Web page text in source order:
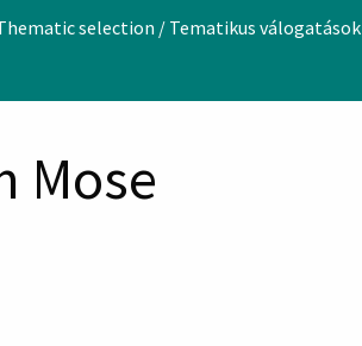
selection / Tematikus válogatások
Mose